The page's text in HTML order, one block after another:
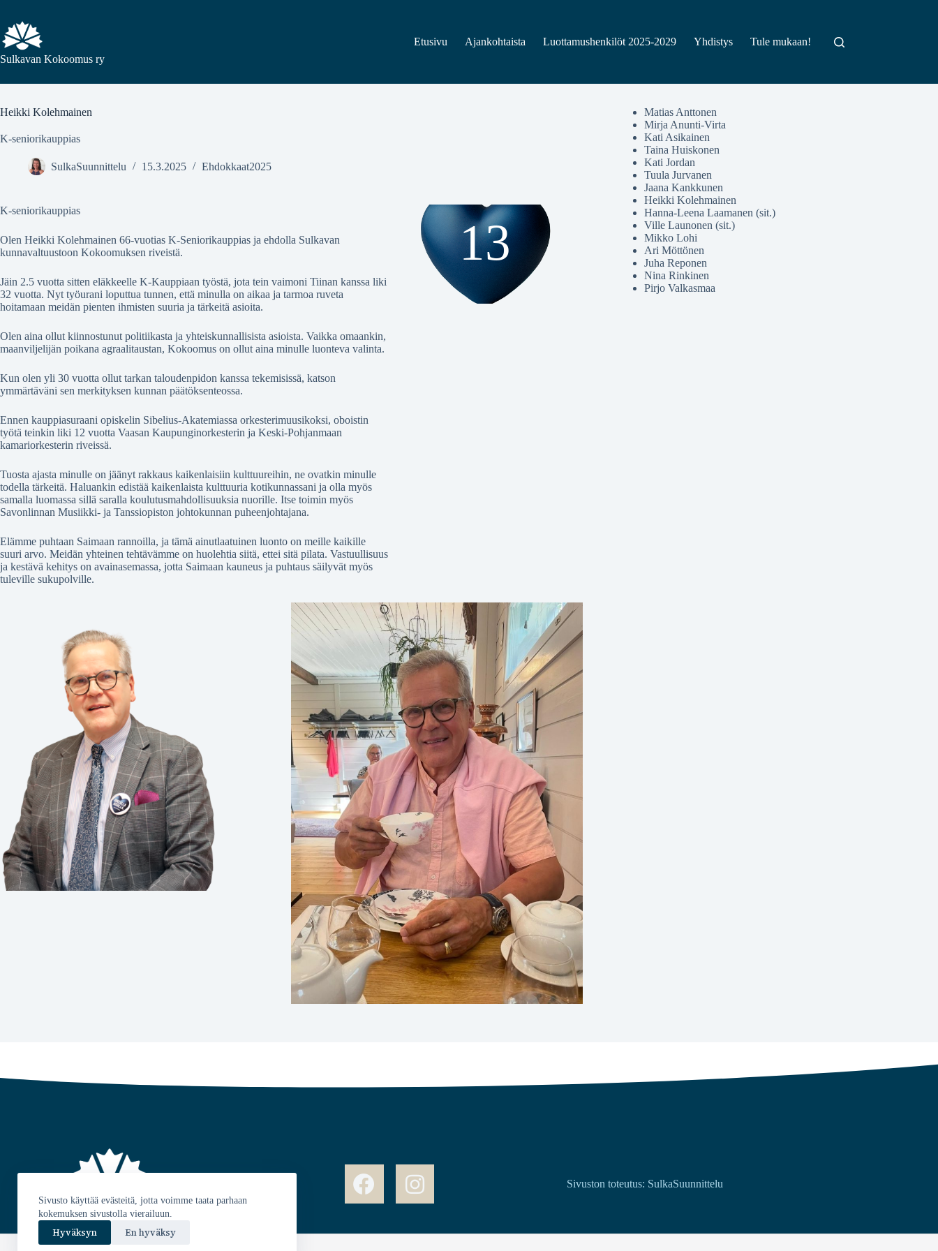
Sivusto käyttää evästeitä, jotta voimme taata parhaan
kokemuksen sivustolla vierailuun.
Hyväksyn En hyväksy
Sulkavan Kokoomus ry
Etusivu Ajankohtaista Luottamushenkilöt 2025-2029 Yhdistys Tule mukaan!
Heikki Kolehmainen
K-seniorikauppias
SulkaSuunnittelu 15.3.2025 Ehdokkaat2025
K-seniorikauppias
Olen Heikki Kolehmainen 66-vuotias K-Seniorikauppias ja ehdolla Sulkavan
kunnavaltuustoon Kokoomuksen riveistä.
Jäin 2.5 vuotta sitten eläkkeelle K-Kauppiaan työstä, jota tein vaimoni Tiinan kanssa liki
32 vuotta. Nyt työurani loputtua tunnen, että minulla on aikaa ja tarmoa ruveta
hoitamaan meidän pienten ihmisten suuria ja tärkeitä asioita.
Olen aina ollut kiinnostunut politiikasta ja yhteiskunnallisista asioista. Vaikka omaankin,
maanviljelijän poikana agraalitaustan, Kokoomus on ollut aina minulle luonteva valinta.
Kun olen yli 30 vuotta ollut tarkan taloudenpidon kanssa tekemisissä, katson
ymmärtäväni sen merkityksen kunnan päätöksenteossa.
Ennen kauppiasuraani opiskelin Sibelius-Akatemiassa orkesterimuusikoksi, oboistin
työtä teinkin liki 12 vuotta Vaasan Kaupunginorkesterin ja Keski-Pohjanmaan
kamariorkesterin riveissä.
Tuosta ajasta minulle on jäänyt rakkaus kaikenlaisiin kulttuureihin, ne ovatkin minulle
todella tärkeitä. Haluankin edistää kaikenlaista kulttuuria kotikunnassani ja olla myös
samalla luomassa sillä saralla koulutusmahdollisuuksia nuorille. Itse toimin myös
Savonlinnan Musiikki- ja Tanssiopiston johtokunnan puheenjohtajana.
Elämme puhtaan Saimaan rannoilla, ja tämä ainutlaatuinen luonto on meille kaikille
suuri arvo. Meidän yhteinen tehtävämme on huolehtia siitä, ettei sitä pilata. Vastuullisuus
ja kestävä kehitys on avainasemassa, jotta Saimaan kauneus ja puhtaus säilyvät myös
tuleville sukupolville.
13
Matias Anttonen
Mirja Anunti-Virta
Kati Asikainen
Taina Huiskonen
Kati Jordan
Tuula Jurvanen
Jaana Kankkunen
Heikki Kolehmainen
Hanna-Leena Laamanen (sit.)
Ville Launonen (sit.)
Mikko Lohi
Ari Möttönen
Juha Reponen
Nina Rinkinen
Pirjo Valkasmaa
info@sulkavankokoomus.fi
Sivuston toteutus: SulkaSuunnittelu